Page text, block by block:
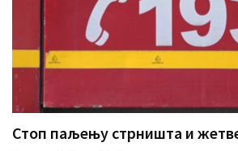
Стоп паљењу стрништа и